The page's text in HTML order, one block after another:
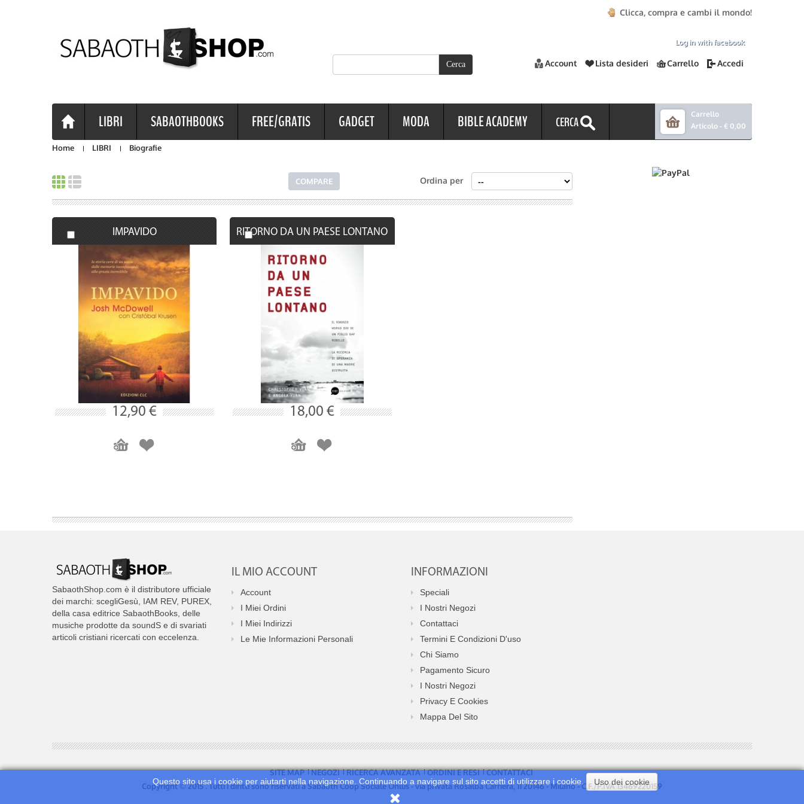
Questo sito usa i cookie per aiutarti nella navigazione. Continuando a navigare sul sito accetti di utilizzare i cookie. Uso dei cookie
Carrello
Articolo - € 0,00
Clicca, compra e cambi il mondo!
Account Lista desideri Carrello Accedi
Log in with facebook
LIBRI SABAOTHBOOKS FREE/GRATIS GADGET MODA BIBLE ACADEMY CERCA
Home LIBRI Biografie
Ordina per
IMPAVIDO
12,90 €
RITORNO DA UN PAESE LONTANO
18,00 €
SabaothShop.com è il distributore ufficiale
dei marchi: scegliGesù, IAM REV, PUREX,
della casa editrice SabaothBooks, delle
musiche prodotte da soundS e di svariati
articoli cristiani ricercati con eccelenza.
IL MIO ACCOUNT
Account
I Miei Ordini
I Miei Indirizzi
Le Mie Informazioni Personali
INFORMAZIONI
Speciali
I Nostri Negozi
Contattaci
Termini E Condizioni D'uso
Chi Siamo
Pagamento Sicuro
I Nostri Negozi
Privacy E Cookies
Mappa Del Sito
SITE MAP NEGOZI RICERCA AVANZATA ORDINI E RESI
CONTATTACI
Copyright © 2015 . Tutti i diritti sono riservati a Sabaoth Coop Sociale Onlus - via privata Rosalba Carriera, 11 20146 - Milano - C.F./P.IVA 13469220159